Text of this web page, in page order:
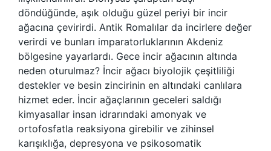
döndüğünde, aşık olduğu güzel periyi bir incir
ağacına çevirirdi. Antik Romalılar da incirlere değer
verirdi ve bunları imparatorluklarının Akdeniz
bölgesine yayarlardı. Gece incir ağacının altında
neden oturulmaz? İncir ağacı biyolojik çeşitliliği
destekler ve besin zincirinin en altındaki canlılara
hizmet eder. İncir ağaçlarının geceleri saldığı
kimyasallar insan idrarındaki amonyak ve
ortofosfatla reaksiyona girebilir ve zihinsel
karışıklığa, depresyona ve psikosomatik